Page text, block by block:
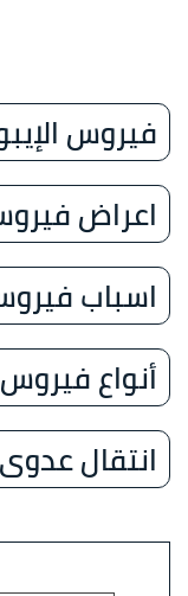
فيروس
اعراض
اسباب
أنواع فيروس
انتقال عدوى